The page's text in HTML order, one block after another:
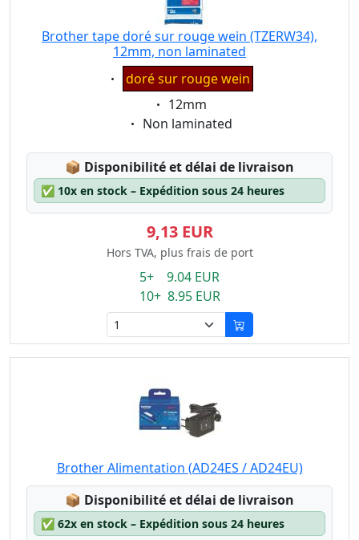
Brother tape doré sur rouge wein (TZERW34),
12mm, non laminated
Eigenschaft:
doré sur rouge wein
Eigenschaft:
12mm
Eigenschaft:
Non laminated
📦 Lagerstatus:
Disponibilité et délai de livraison
✅ 10x en stock – Expédition sous 24 heures
9,13 EUR
Hors TVA, plus frais de port
5+ 9.04 EUR
10+ 8.95 EUR
Brother Alimentation (AD24ES / AD24EU)
📦 Lagerstatus:
Disponibilité et délai de livraison
✅ 62x en stock – Expédition sous 24 heures